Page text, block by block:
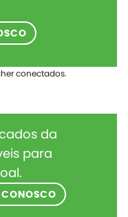
conectados.
da
para
CONOSCO